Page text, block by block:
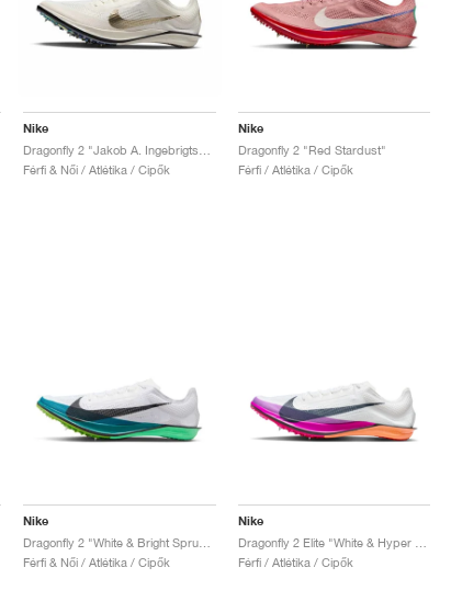
Nike
Férfi & Női / Atlétika / Cipők
Nike
Dragonfly 2 "Red Stardust"
Férfi / Atlétika / Cipők
Nike
Dragonfly 2 "White & Bright Spruce"
Férfi & Női / Atlétika / Cipők
Nike
Férfi / Atlétika / Cipők